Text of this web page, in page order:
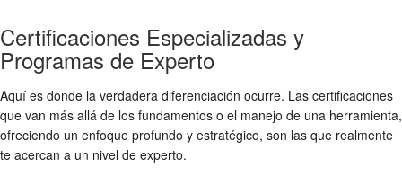
Certificaciones Especializadas y
Programas de Experto
Aquí es donde la verdadera diferenciación ocurre. Las certificaciones
que van más allá de los fundamentos o el manejo de una herramienta,
ofreciendo un enfoque profundo y estratégico, son las que realmente
te acercan a un nivel de experto.